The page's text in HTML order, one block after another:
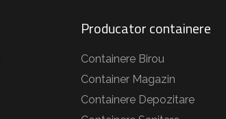
Producator containere
Containere Birou
Container Magazin
Containere Depozitare